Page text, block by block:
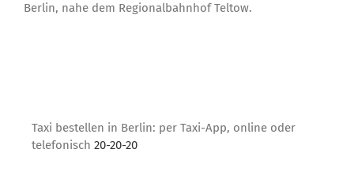
Berlin, nahe dem Regionalbahnhof Teltow.
Taxi bestellen in Berlin: per Taxi-App, online oder
telefonisch 20-20-20